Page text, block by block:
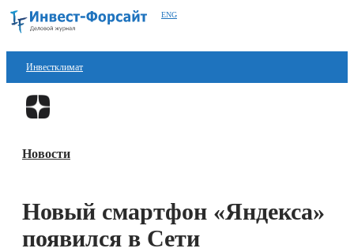
ENG
Инвестклимат
Финансы
Блокчейн
Новости
Новый смартфон «Яндекса»
появился в Сети